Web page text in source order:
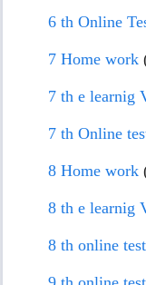
6 th Online
7 Home work
7 th e learnig
7 th Online
8 Home work
8 th e learnig
8 th online test